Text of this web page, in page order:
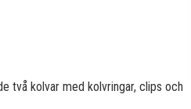
två kolvar med kolvringar, clips och